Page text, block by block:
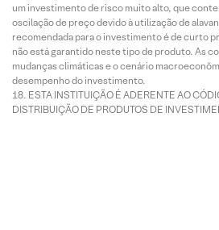
um investimento de risco muito alto, que
oscilação de preço devido à utilização de
recomendada para o investimento é de curto
não está garantido neste tipo de produto. As
mudanças climáticas e o cenário
desempenho do investimento.
ESTA INSTITUIÇÃO É ADERENTE AO
DISTRIBUIÇÃO DE PRODUTOS DE